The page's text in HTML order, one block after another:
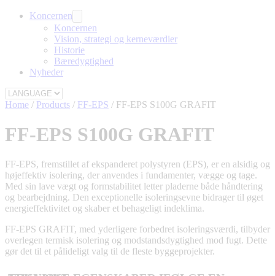
Koncernen
Koncernen
Vision, strategi og kerneværdier
Historie
Bæredygtighed
Nyheder
Home / Products / FF-EPS / FF-EPS S100G GRAFIT
FF-EPS S100G GRAFIT
FF-EPS, fremstillet af ekspanderet polystyren (EPS), er en alsidig og
højeffektiv isolering, der anvendes i fundamenter, vægge og tage.
Med sin lave vægt og formstabilitet letter pladerne både håndtering
og bearbejdning. Den exceptionelle isoleringsevne bidrager til øget
energieffektivitet og skaber et behageligt indeklima.
FF-EPS GRAFIT, med yderligere forbedret isoleringsværdi, tilbyder
overlegen termisk isolering og modstandsdygtighed mod fugt. Dette
gør det til et pålideligt valg til de fleste byggeprojekter.